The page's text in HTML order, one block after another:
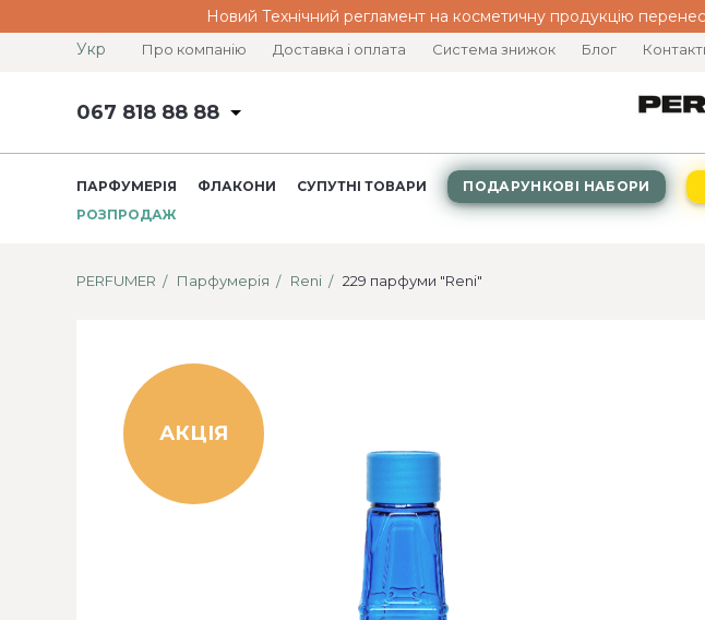
Новий Технічний регламент на косметичну продукцію
Укр
Про компанію Доставка і оплата Система знижок Блог
067 818 88 88
ПАРФУМЕРІЯ ФЛАКОНИ СУПУТНІ ТОВАРИ ПОДАРУНКОВІ НАБОРИ
РОЗПРОДАЖ
PERFUMER Парфумерія Reni 229 парфуми "Reni"
АКЦІЯ